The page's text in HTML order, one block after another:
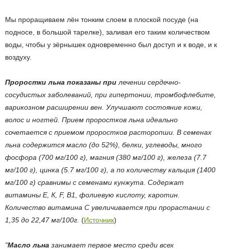
Мы проращиваем лён тонким слоем в плоской посуде (на
подносе, в большой тарелке), заливая его таким количеством
воды, чтобы у зёрнышек одновременно был доступ и к воде, и к
воздуху.
Проростки льна показаны при лечении сердечно-
сосудистых заболеваний, при гипертонии, тромбофлебите,
варикозном расширении вен. Улучшают состояние кожи,
волос и ногтей. Прием проростков льна идеально
сочетается с приемом проростков расторопши. В семенах
льна содержится масло (до 52%), белки, углеводы, много
фосфора (700 мг/100 г), магния (380 мг/100 г), железа (7.7
мг/100 г), цинка (5.7 мг/100 г), а по количеству кальция (1400
мг/100 г) сравнимы с семенами кунжута. Содержат
витамины Е, К, F, В1, фолиевую кислоту, каротин.
Количество витамина С увеличивается при прорастании с
1,35 до 22,47 мг/100г. (Источник)
"Масло льна занимает первое место среди всех